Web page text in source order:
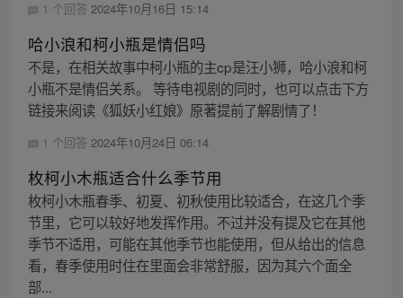
1 个回答 2024年10月16日 15:14
哈小浪和柯小瓶是情侣吗
不是，在相关故事中柯小瓶的主cp是汪小狮，哈小浪和柯
小瓶不是情侣关系。 等待电视剧的同时，也可以点击下方
链接来阅读《狐妖小红娘》原著提前了解剧情了！
1 个回答 2024年10月24日 06:14
枚柯小木瓶适合什么季节用
枚柯小木瓶春季、初夏、初秋使用比较适合，在这几个季
节里，它可以较好地发挥作用。不过并没有提及它在其他
季节不适用，可能在其他季节也能使用，但从给出的信息
看，春季使用时住在里面会非常舒服，因为其六个面全
部...